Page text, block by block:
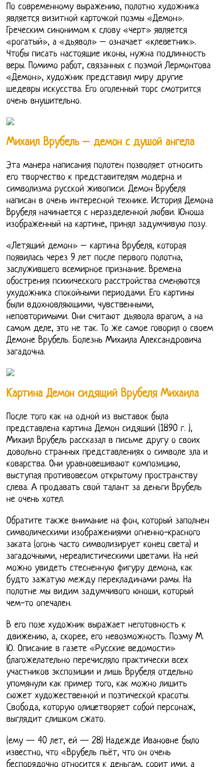
По современному выражению, полотно художника
является визитной карточкой поэмы «Демон».
Греческим синонимом к слову «черт» является
«рогатый», а «дьявол» – означает «клеветник».
Чтобы писать настоящие иконы, нужна подлинность
веры. Помимо работ, связанных с поэмой Лермонтова
«Демон», художник представил миру другие
шедевры искусства. Его оголенный торс смотрится
очень внушительно.
Михаил Врубель – демон с душой ангела
Эта манера написания полотен позволяет относить
его творчество к представителям модерна и
символизма русской живописи. Демон Врубеля
написан в очень интересной технике. История Демона
Врубеля начинается с неразделенной любви. Юноша
изображенный на картине, принял задумчивую позу.
«Летящий демон» – картина Врубеля, которая
появилась через 9 лет после первого полотна,
заслужившего всемирное признание. Времена
обострения психического расстройства сменяются
ухудожника спокойными периодами. Его картины
были вдохновляющими, чувственными,
неповторимыми. Они считают дьявола врагом, а на
самом деле, это не так. То же самое говорил о своем
Демоне Врубель. Болезнь Михаила Александровича
загадочна.
Картина Демон сидящий Врубеля Михаила
После того как на одной из выставок была
представлена картина Демон сидящий (1890 г. ),
Михаил Врубель рассказал в письме другу о своих
довольно странных представлениях о символе зла и
коварства. Они уравновешивают композицию,
выступая противовесом открытому пространству
слева. А продавать свой талант за деньги Врубель
не очень хотел.
Обратите также внимание на фон, который заполнен
символическими изображениями огненно-красного
заката (огонь часто символизирует конец света) и
загадочными, нереалистическими цветами. На ней
можно увидеть стесненную фигуру демона, как
будто зажатую между перекладинами рамы. На
полотне мы видим задумчивого юноши, который
чем-то опечален.
В его позе художник выражает неготовность к
движению, а, скорее, его невозможность. Поэму М.
Ю. Описание в газете «Русские ведомости»
благожелательно перечисляло практически всех
участников экспозиции и лишь Врубеля отдельно
упомянули как пример того, как можно лишить
сюжет художественной и поэтической красоты.
Свобода, которую олицетворяет собой персонаж,
выглядит слишком сжато.
(ему — 40 лет, ей — 28) Надежде Ивановне было
известно, что «Врубель пьёт, что он очень
беспорядочно относится к деньгам, сорит ими, а